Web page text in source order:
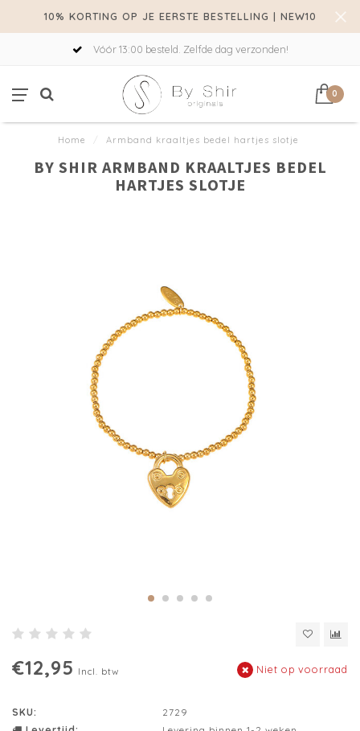
10% KORTING OP JE EERSTE BESTELLING | NEW10
Vóór 13:00 besteld. Zelfde dag verzonden!
0
Home / Armband kraaltjes bedel hartjes slotje
BY SHIR ARMBAND KRAALTJES BEDEL
HARTJES SLOTJE
€12,95 Incl. btw Niet op voorraad
SKU:
2729